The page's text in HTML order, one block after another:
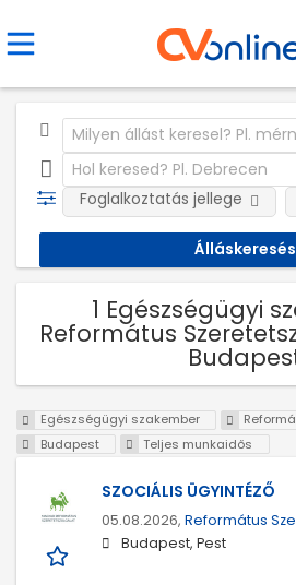
Foglalkoztatás jellege
1 Egészségügyi
Református
Egészségügyi szakember
Budapest
Teljes munkaidős
SZOCIÁLIS ÜGYINTÉZŐ
05.08.2026, Református
Budapest, Pest